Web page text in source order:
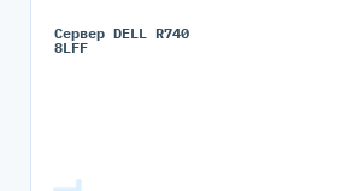
Сервер DELL R740
8LFF